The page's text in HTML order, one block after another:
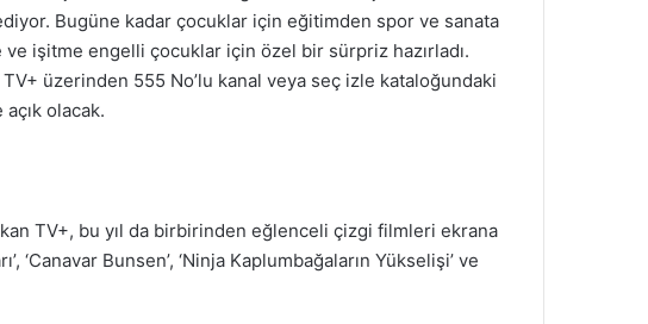
Bugüne kadar çocuklar için eğitimden spor ve sanata
işitme engelli çocuklar için özel bir sürpriz hazırladı.
üzerinden 555 No’lu kanal veya seç izle kataloğundaki
olacak.
TV+, bu yıl da birbirinden eğlenceli çizgi filmleri ekrana
‘Canavar Bunsen’, ‘Ninja Kaplumbağaların Yükselişi’ ve